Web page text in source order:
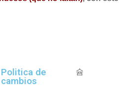
Politica de
cambios